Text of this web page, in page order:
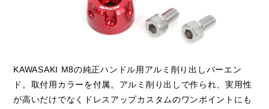
KAWASAKI M8の純正ハンドル用アルミ削り出しバーエン
ド。取付用カラーを付属。アルミ削り出しで作られ、実用性
が高いだけでなくドレスアップカスタムのワンポイントにも